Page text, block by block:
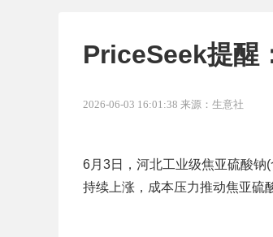
PriceSeek提醒
2026-06-03 16:01:38 来源：生意社
6月3日，河北工业级焦亚硫酸钠
持续上涨，成本压力推动焦亚硫